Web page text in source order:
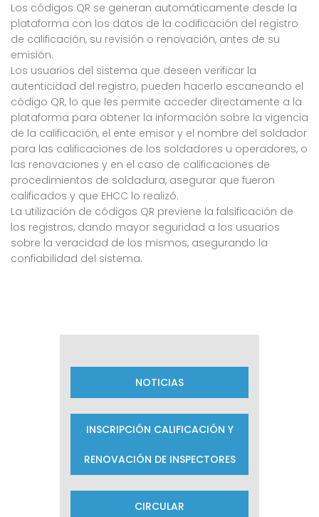
Los códigos QR se generan automáticamente desde la
plataforma con los datos de la codificación del registro
de calificación, su revisión o renovación, antes de su
emisión.
Los usuarios del sistema que deseen verificar la
autenticidad del registro, pueden hacerlo escaneando el
código QR, lo que les permite acceder directamente a la
plataforma para obtener la información sobre la vigencia
de la calificación, el ente emisor y el nombre del soldador
para las calificaciones de los soldadores u operadores, o
las renovaciones y en el caso de calificaciones de
procedimientos de soldadura, asegurar que fueron
calificados y que EHCC lo realizó.
La utilización de códigos QR previene la falsificación de
los registros, dando mayor seguridad a los usuarios
sobre la veracidad de los mismos, asegurando la
confiabilidad del sistema.
NOTICIAS
INSCRIPCIÓN CALIFICACIÓN Y
RENOVACIÓN DE INSPECTORES
CIRCULAR